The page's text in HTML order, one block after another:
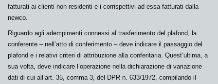
fatturati ai clienti non residenti e i corrispettivi ad essa fatturati dalla
newco.
Riguardo agli adempimenti connessi al trasferimento del plafond , la
conferente – nell’atto di conferimento – deve indicare il passaggio del
plafond e i relativi criteri di attribuzione alla conferitaria. Quest’ultima, a
sua volta, deve indicare l’operazione nella dichiarazione di variazione
dati di cui all’art. 35, comma 3, del DPR n. 633/1972, compilando il